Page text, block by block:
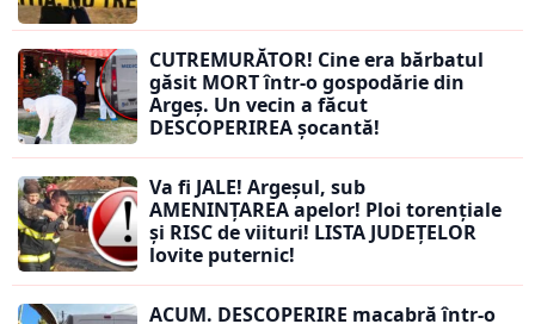
CUTREMURĂTOR! Cine era bărbatul
găsit MORT într-o gospodărie din
Argeș. Un vecin a făcut
DESCOPERIREA șocantă!
Va fi JALE! Argeșul, sub
AMENINȚAREA apelor! Ploi torențiale
și RISC de viituri! LISTA JUDEȚELOR
lovite puternic!
ACUM. DESCOPERIRE macabră într-o